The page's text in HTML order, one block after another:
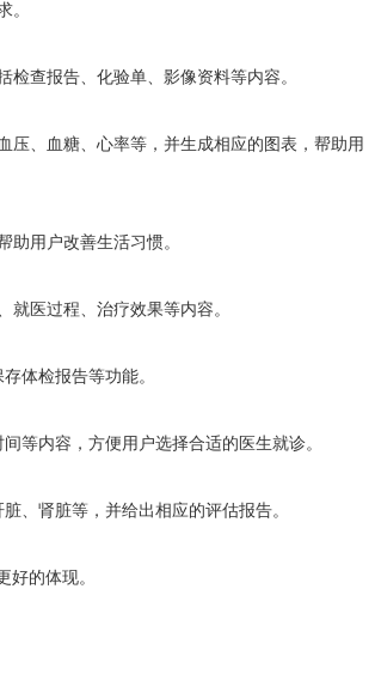
。
查报告、化验单、影像资料等内容。
压、血糖、心率等，并生成相应的图表，帮助用
助用户改善生活习惯。
医过程、治疗效果等内容。
体检报告等功能。
等内容，方便用户选择合适的医生就诊。
、肾脏等，并给出相应的评估报告。
好的体现。